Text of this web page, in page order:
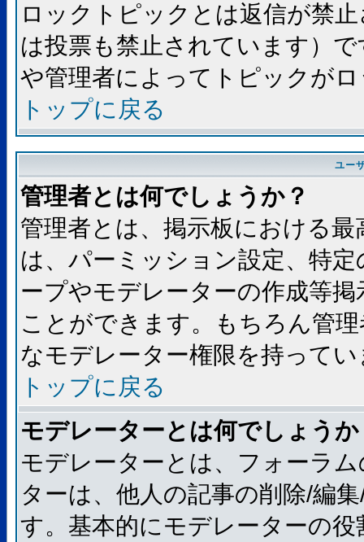
ロックトピックとは返信が禁
は投票も禁止されています）
や管理者によってトピックが
トップに戻る
ユー
管理者とは何でしょうか？
管理者とは、掲示板における
は、パーミッション設定、特
ープやモデレーターの作成等
ことができます。もちろん管
なモデレーター権限を持ってい
トップに戻る
モデレーターとは何でしょうか
モデレーターとは、フォーラ
ターは、他人の記事の削除/編
す。基本的にモデレーターの